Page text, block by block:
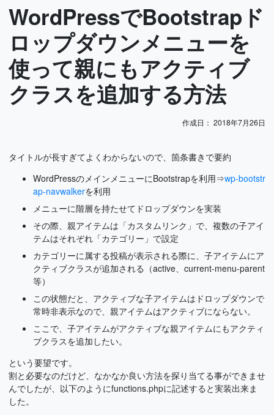
WordPressでBootstrapド
ロップダウンメニューを
使って親にもアクティブ
クラスを追加する方法
作成日： 2018年7月26日
タイトルが長すぎてよくわからないので、箇条書きで要約
WordPressのメインメニューにBootstrapを利用⇒wp-bootstr
ap-navwalkerを利用
メニューに階層を持たせてドロップダウンを実装
その際、親アイテムは「カスタムリンク」で、複数の子アイ
テムはそれぞれ「カテゴリー」で設定
カテゴリーに属する投稿が表示される際に、子アイテムにア
クティブクラスが追加される（active、current-menu-parent
等）
この状態だと、アクティブな子アイテムはドロップダウンで
常時非表示なので、親アイテムはアクティブにならない。
ここで、子アイテムがアクティブな親アイテムにもアクティ
ブクラスを追加したい。
という要望です。
割と必要なのだけど、なかなか良い方法を探り当てる事ができませ
んでしたが、以下のようにfunctions.phpに記述すると実装出来ま
した。